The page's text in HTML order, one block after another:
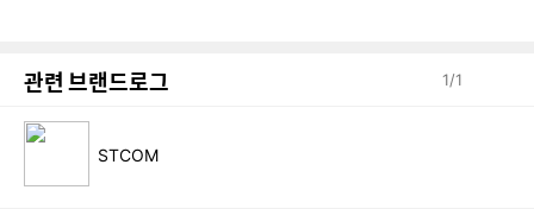
관련 브랜드로그 1/1
STCOM